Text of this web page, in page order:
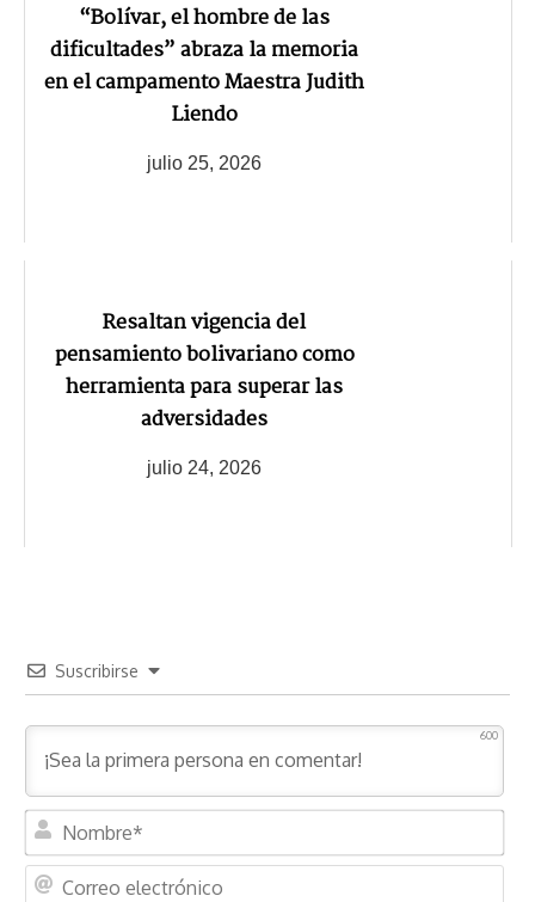
“Bolívar, el hombre de las
dificultades” abraza la memoria
en el campamento Maestra Judith
Liendo
julio 25, 2026
Resaltan vigencia del
pensamiento bolivariano como
herramienta para superar las
adversidades
julio 24, 2026
Suscribirse
600
o
m